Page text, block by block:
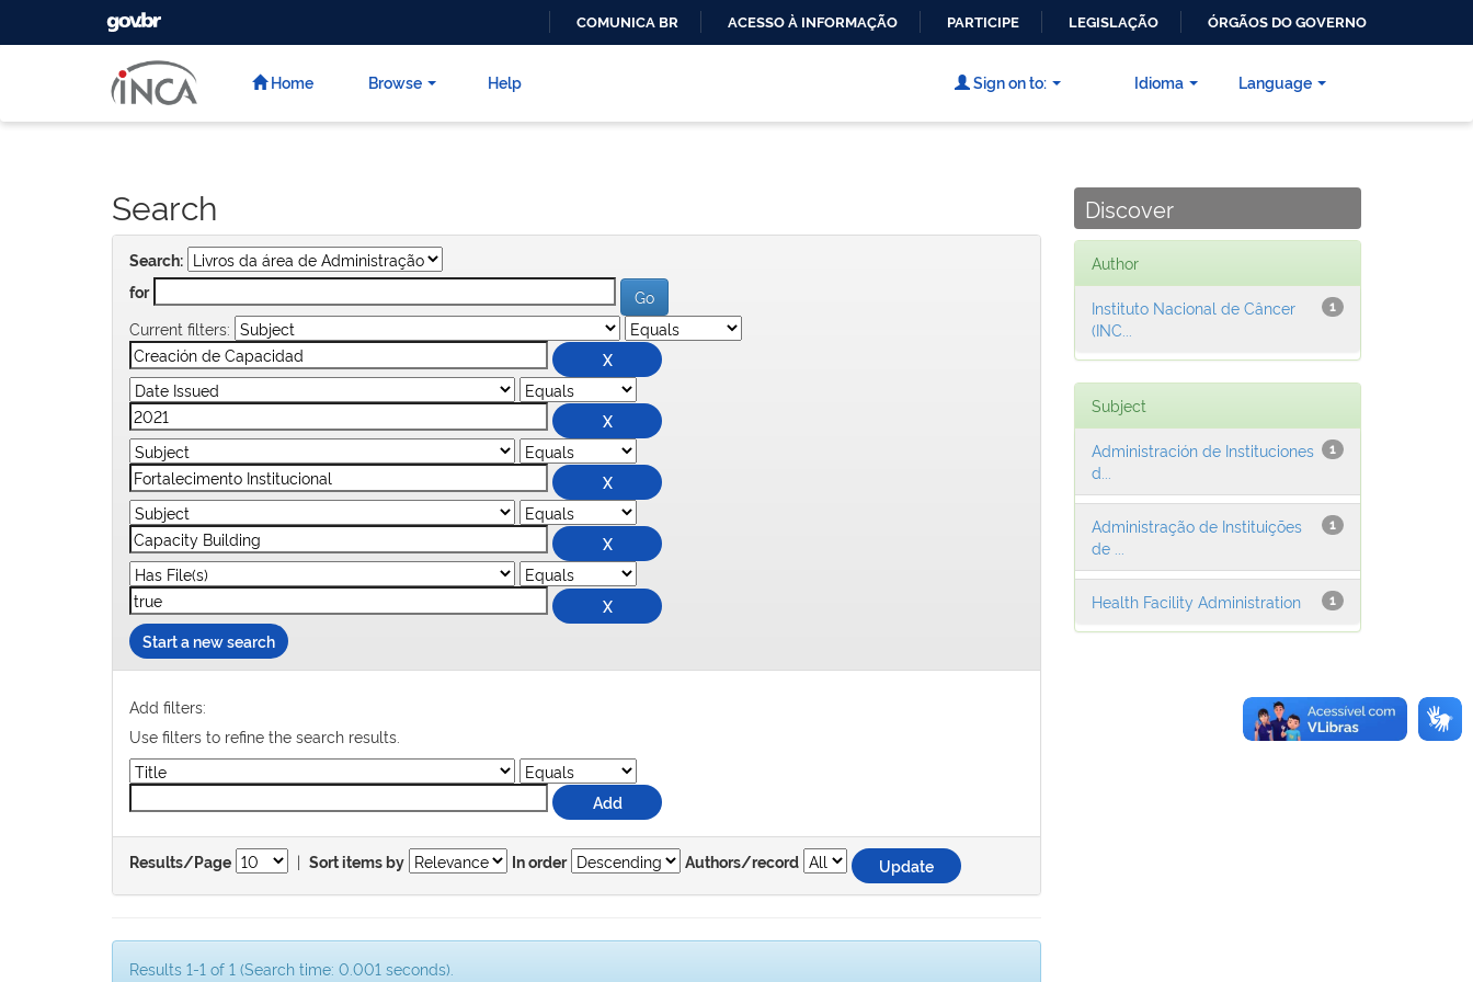
CONTEÚDO
GOVBR
COMUNICA BR ACESSO À INFORMAÇÃO PARTICIPE LEGISLAÇÃO ÓRGÃOS DO GOVERNO
Home Browse Help Language
Sign on to: Idioma
Search
Search:
for
Current filters:
Start a new search
Add filters:
Use filters to refine the search results.
Results/Page | Sort items by In order Authors/record
Results 1-1 of 1 (Search time: 0.001 seconds).
Discover
Author
1
Instituto Nacional de Câncer
(INC...
Subject
1
Administración de Instituciones
d...
1
Administração de Instituições
de ...
1
Health Facility Administration